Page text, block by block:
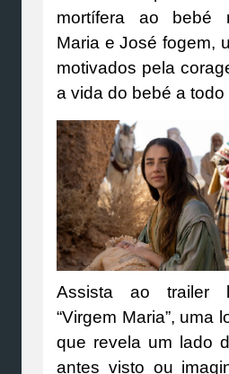
mortífera ao bebé
Maria e José fogem,
motivados pela
a vida do bebé a todo
Assista ao trailer
“Virgem Maria”, uma
que revela um lado
antes visto ou